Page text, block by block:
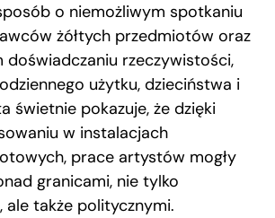
o niemożliwym spotkaniu
żółtych przedmiotów oraz
doświadczaniu rzeczywistości,
użytku, dzieciństwa i
świetnie pokazuje, że dzięki
w instalacjach
prace artystów mogły
granicami, nie tylko
ale także politycznymi.